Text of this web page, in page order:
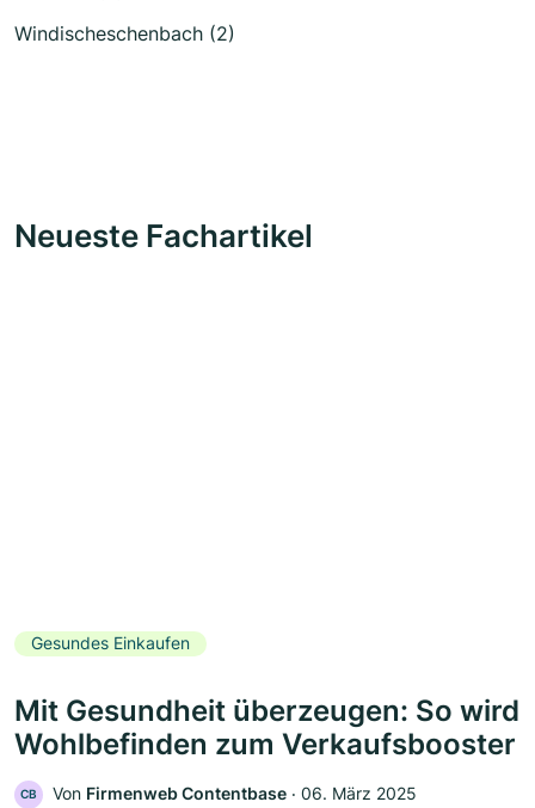
Windischeschenbach (2)
Neueste Fachartikel
Gesundes Einkaufen
Mit Gesundheit überzeugen: So wird
Wohlbefinden zum Verkaufsbooster
CB Von Firmenweb Contentbase ‧ 06. März 2025